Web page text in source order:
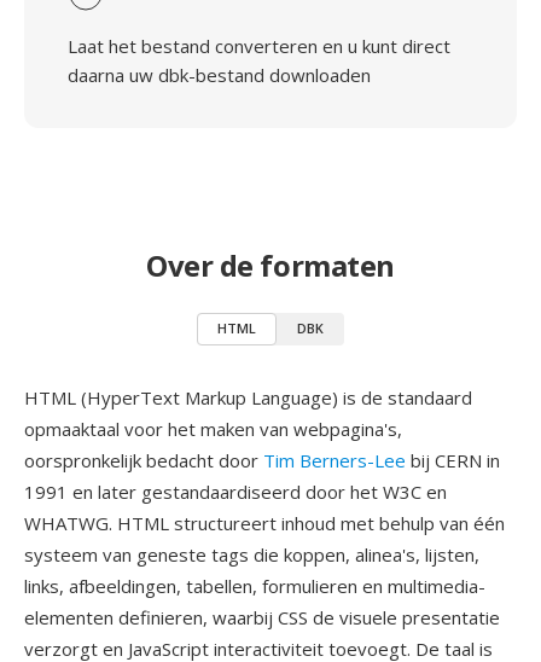
Laat het bestand converteren en u kunt direct
daarna uw dbk-bestand downloaden
Over de formaten
HTML DBK
HTML (HyperText Markup Language) is de standaard
opmaaktaal voor het maken van webpagina's,
oorspronkelijk bedacht door Tim Berners-Lee bij CERN in
1991 en later gestandaardiseerd door het W3C en
WHATWG. HTML structureert inhoud met behulp van één
systeem van geneste tags die koppen, alinea's, lijsten,
links, afbeeldingen, tabellen, formulieren en multimedia-
elementen definieren, waarbij CSS de visuele presentatie
verzorgt en JavaScript interactiviteit toevoegt. De taal is